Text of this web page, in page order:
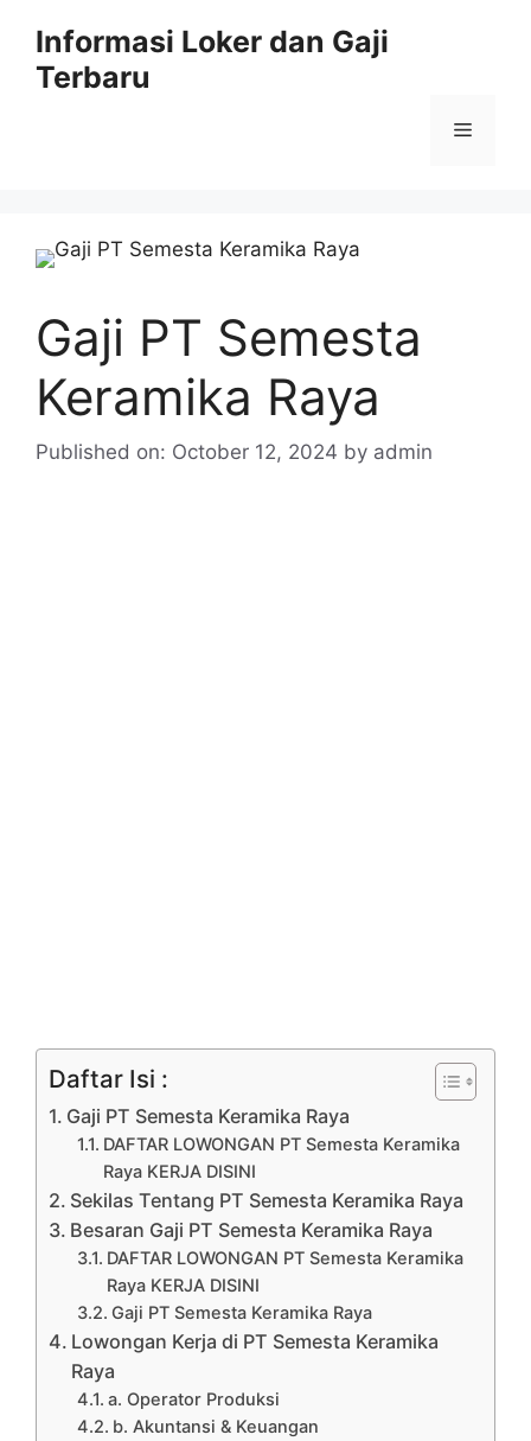
content
Informasi Loker dan Gaji
Terbaru
Menu
Gaji PT Semesta
Keramika Raya
Published on: October 12, 2024 by admin
Daftar Isi :
Gaji PT Semesta Keramika Raya
DAFTAR LOWONGAN PT Semesta Keramika
Raya KERJA DISINI
Sekilas Tentang PT Semesta Keramika Raya
Besaran Gaji PT Semesta Keramika Raya
DAFTAR LOWONGAN PT Semesta Keramika
Raya KERJA DISINI
Gaji PT Semesta Keramika Raya
Lowongan Kerja di PT Semesta Keramika
Raya
a. Operator Produksi
b. Akuntansi & Keuangan